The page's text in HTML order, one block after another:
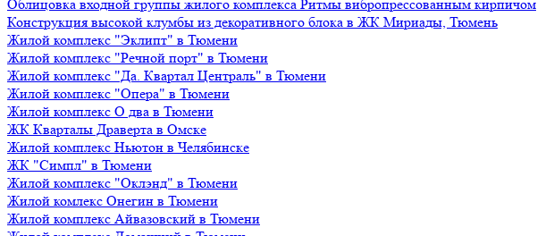
Облицовка входной группы жилого комплекса Ритмы вибропрессованным кирпичом
Конструкция высокой клумбы из декоративного блока в ЖК Мириады, Тюмень
Жилой комплекс "Эклипт" в Тюмени
Жилой комплекс "Речной порт" в Тюмени
Жилой комплекс "Да. Квартал Централь" в Тюмени
Жилой комплекс "Опера" в Тюмени
Жилой комплекс О два в Тюмени
ЖК Кварталы Драверта в Омске
Жилой комплекс Ньютон в Челябинске
ЖК "Симпл" в Тюмени
Жилой комплекс "Оклэнд" в Тюмени
Жилой комлекс Онегин в Тюмени
Жилой комплекс Айвазовский в Тюмени